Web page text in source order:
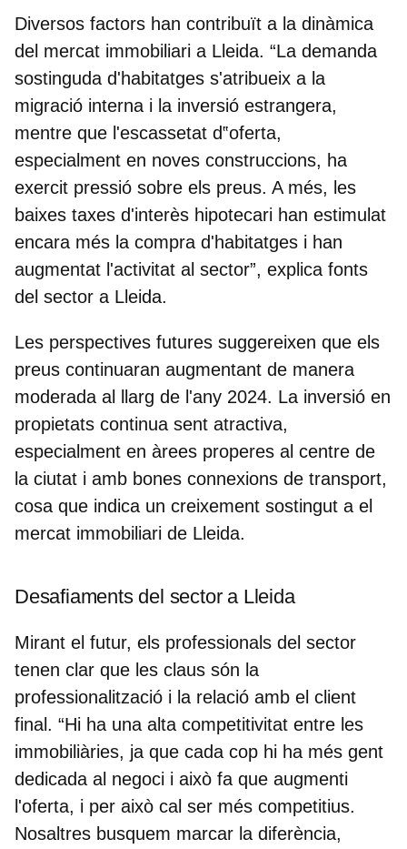
Diversos factors han contribuït a la dinàmica
del mercat immobiliari a Lleida. “La demanda
sostinguda d'habitatges s'atribueix a la
migració interna i la inversió estrangera,
mentre que l'escassetat d‟oferta,
especialment en noves construccions, ha
exercit pressió sobre els preus. A més, les
baixes taxes d'interès hipotecari han estimulat
encara més la compra d'habitatges i han
augmentat l'activitat al sector”, explica fonts
del sector a Lleida.
Les perspectives futures suggereixen que els
preus continuaran augmentant de manera
moderada al llarg de l'any 2024. La inversió en
propietats continua sent atractiva,
especialment en àrees properes al centre de
la ciutat i amb bones connexions de transport,
cosa que indica un creixement sostingut a el
mercat immobiliari de Lleida.
Desafiaments del sector a Lleida
Mirant el futur, els professionals del sector
tenen clar que les claus són la
professionalització i la relació amb el client
final. “Hi ha una alta competitivitat entre les
immobiliàries, ja que cada cop hi ha més gent
dedicada al negoci i això fa que augmenti
l'oferta, i per això cal ser més competitius.
Nosaltres busquem marcar la diferència,